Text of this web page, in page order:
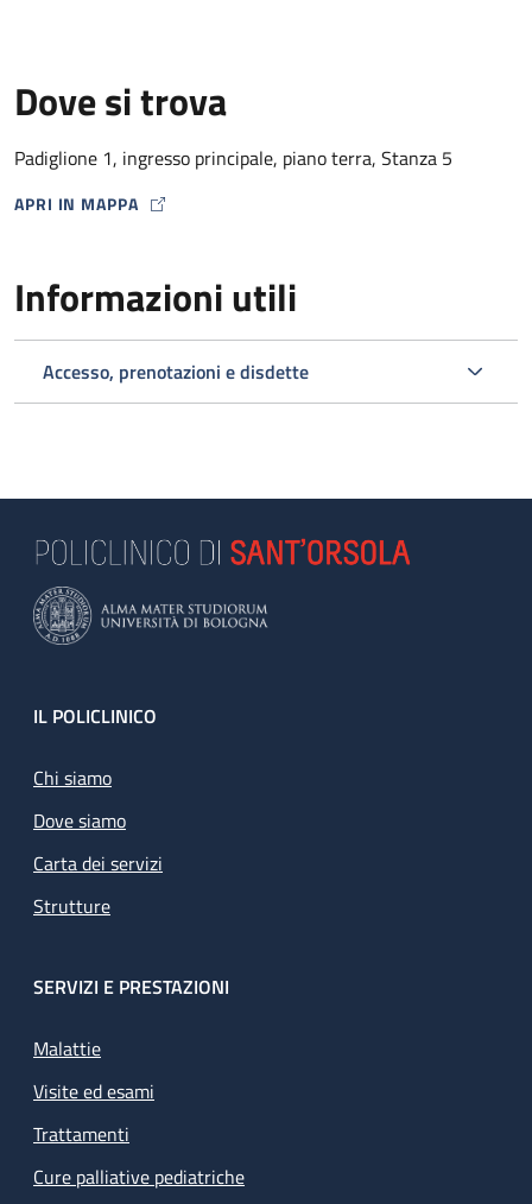
Dove si trova
Padiglione 1, ingresso principale, piano terra, Stanza 5
APRI IN MAPPA
MAP ICON
Informazioni utili
Accesso, prenotazioni e disdette
Footer
IL POLICLINICO
Chi siamo
Dove siamo
Carta dei servizi
Strutture
SERVIZI E PRESTAZIONI
Malattie
Visite ed esami
Trattamenti
Cure palliative pediatriche